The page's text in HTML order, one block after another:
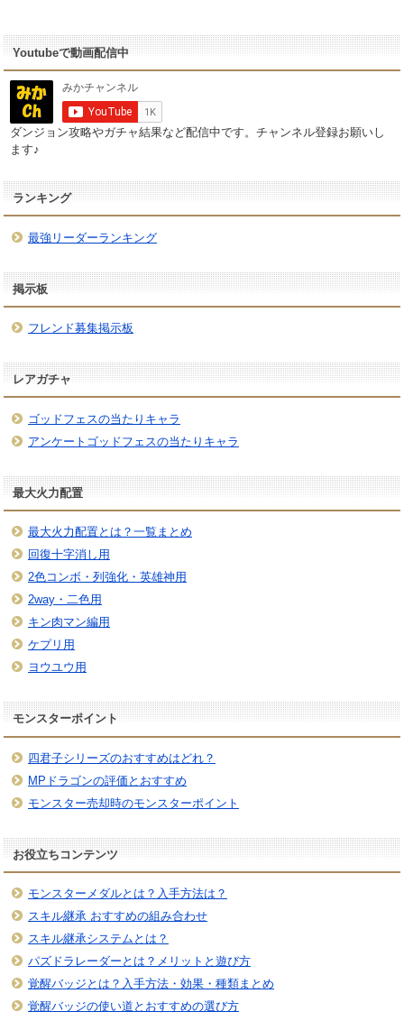
Youtubeで動画配信中
ダンジョン攻略やガチャ結果など配信中です。チャンネル登録お願いし
ます♪
ランキング
最強リーダーランキング
掲示板
フレンド募集掲示板
レアガチャ
ゴッドフェスの当たりキャラ
アンケートゴッドフェスの当たりキャラ
最大火力配置
最大火力配置とは？一覧まとめ
回復十字消し用
2色コンボ・列強化・英雄神用
2way・二色用
キン肉マン編用
ケプリ用
ヨウユウ用
モンスターポイント
四君子シリーズのおすすめはどれ？
MPドラゴンの評価とおすすめ
モンスター売却時のモンスターポイント
お役立ちコンテンツ
モンスターメダルとは？入手方法は？
スキル継承 おすすめの組み合わせ
スキル継承システムとは？
パズドラレーダーとは？メリットと遊び方
覚醒バッジとは？入手方法・効果・種類まとめ
覚醒バッジの使い道とおすすめの選び方